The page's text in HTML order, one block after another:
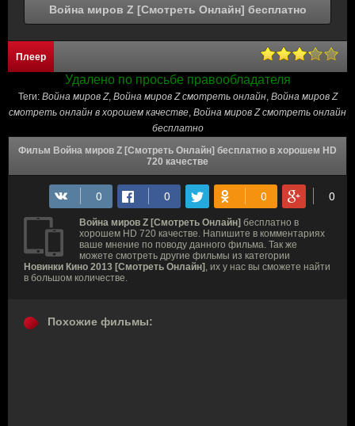
Война миров Z [Смотреть Онлайн] бесплатно
Плеер
Удалено по просьбе правообладателя
Теги: Война миров Z, Война миров Z смотреть онлайн, Война миров Z
смотреть онлайн в хорошем качестве, Война миров Z смотреть онлайн
бесплатно
Фильм Война миров Z [Смотреть Онлайн] бесплатно в хорошем HD
720 качестве
Война миров Z [Смотреть Онлайн] бесплатно в
хорошем HD 720 качестве. Напишите в комментариях
ваше мнение по поводу данного фильма. Так же
можете смотреть другие фильмы из категории
Новинки Кино 2013 [Смотреть Онлайн] , их у нас вы сможете найти
в большом количестве.
Похожие фильмы: